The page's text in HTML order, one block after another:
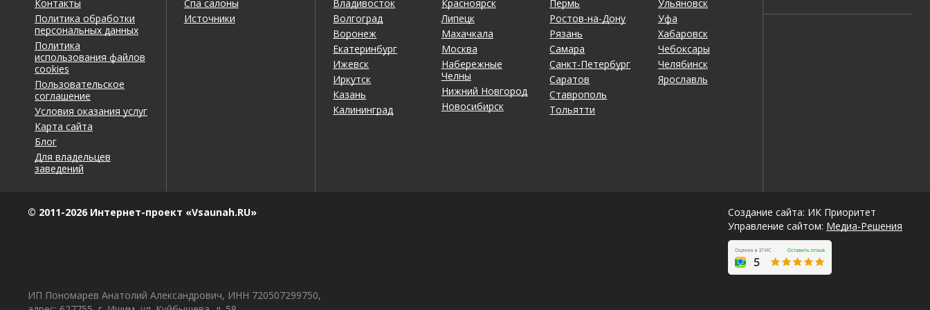
Полезный отзыв? Нет(0)
9 Вениамино Сауна Берег (Riva)
Комментарий
Чистая сауна. Персонал был внимательным и спокойным.
Полезный отзыв?
о Сауна Берег (Riva)
29.03.2026 в 12:22
Парная в Сауна Берег жаркая, после нее классно прыгнуть в бассейн. Отдыхали небольшой компанией, бильярд тоже зашел на ура. Место для отдыха
Полезный отзыв? Да (0) Нет(0)
Контакты
Политика обработки
персональных данных
Политика
использования файлов
cookies
Пользовательское
соглашение
Условия оказания услуг
Карта сайта
Блог
Для владельцев
заведений
Спа салоны
Источники
Владивосток
Волгоград
Воронеж
Екатеринбург
Ижевск
Иркутск
Казань
Калининград
Красноярск
Липецк
Махачкала
Москва
Набережные
Челны
Нижний Новгород
Новосибирск
Пермь
Ростов-на-Дону
Рязань
Самара
Санкт-Петербург
Саратов
Ставрополь
Тольятти
Ульяновск
Уфа
Хабаровск
Чебоксары
Челябинск
Ярославль
© 2011-2026 Интернет-проект «Vsaunah.RU»
Создание сайта: ИК Приоритет
Управление сайтом: Медиа-Решения
ИП Пономарев Анатолий Александрович, ИНН 720507299750,